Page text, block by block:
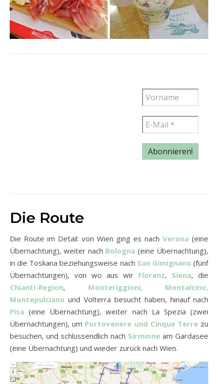
Die Route
Die Route im Detail: von Wien ging es nach Verona (eine
Übernachtung), weiter nach Bologna (eine Übernachtung),
in die Toskana beziehungsweise nach San Gimignano (fünf
Übernachtungen), von wo aus wir Florenz, Siena, die
Chianti-Region, Monteriggioni, Montalcino,
Montepulciano und Volterra besucht haben, hinauf nach
Pisa (eine Übernachtung), weiter nach La Spezia (zwei
Übernachtungen), um Portovenere und Cinque Terrezu
besuchen, und schlussendlich nach Sirmione am Gardasee
(eine Übernachtung) und wieder zurück nach Wien.